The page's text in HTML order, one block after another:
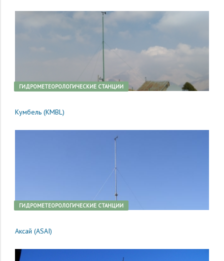
ГИДРОМЕТЕОРОЛОГИЧЕСКИЕ СТАНЦИИ
Кумбель (KMBL)
ГИДРОМЕТЕОРОЛОГИЧЕСКИЕ СТАНЦИИ
Аксай (ASAI)